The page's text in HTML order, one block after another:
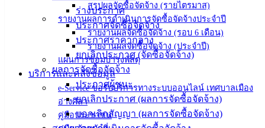
สรุปผลจัดซื้อจัดจ้าง (รายไตรมาส)
รายงานผลการดำเนินการจัดซื้อจัดจ้างประจำปี
รายงานผลจัดซื้อจัดจ้าง (รอบ 6 เดือน)
รายงานผลจัดซื้อจัดจ้าง (ประจำปี)
แผนการซ่อมบำรุงพัสดุ
บริการและคลังข้อมูล
e-Service ขอรับบริการทางระบบออนไลน์ เทศบาลเมือง
อ่างศิลา
คู่มือประชาชน
ร่างประกาศ
ประกาศจัดซื้อจัดจ้าง
ประกาศราคากลาง
ยกเลิกประกาศ (จัดซื้อจัดจ้าง)
ผลการจัดซื้อจัดจ้าง
ประกาศผู้ชนะ
ยกเลิกประกาศ (ผลการจัดซื้อจัดจ้าง)
บอกเลิกสัญญา (ผลการจัดซื้อจัดจ้าง)
ข้อมูล
อิเล็กทรอนิกส์
องค์
(Knowledge
Management)